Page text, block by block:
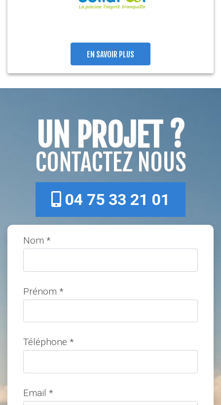
EN SAVOIR PLUS
UN PROJET ?
CONTACTEZ NOUS
04 75 33 21 01
Nom *
Prénom *
Téléphone *
Email *